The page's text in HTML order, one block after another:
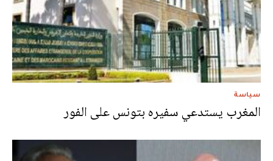
سياسة
المغرب يستدعي سفيره بتونس على الفور